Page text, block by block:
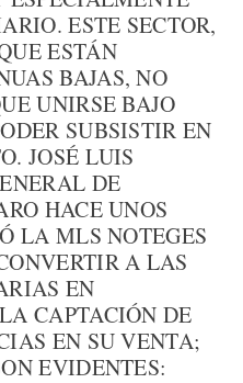
ESTE SECTOR,
ESTÁN
BAJAS, NO
UNIRSE BAJO
SUBSISTIR EN
JOSÉ LUIS
DE
HACE UNOS
LA MLS NOTEGES
A LAS
EN
CAPTACIÓN DE
EN SU VENTA;
EVIDENTES: